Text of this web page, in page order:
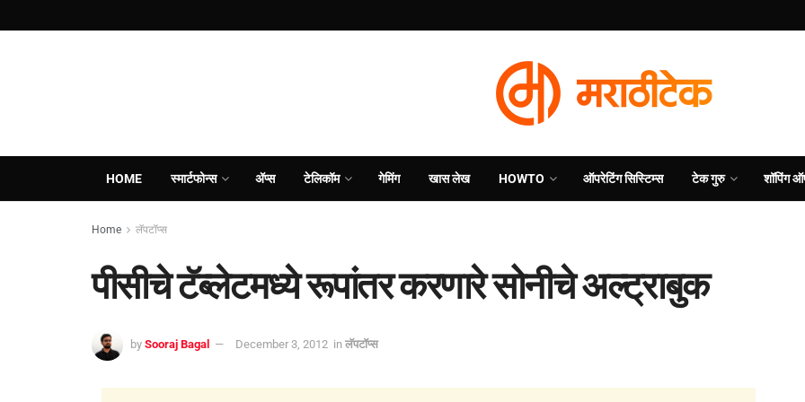
HOME स्मार्टफोन्स ॲप्स टेलिकॉम गेमिंग खास लेख HOWTO ऑपरेटिंग सिस्टिम्स टेक गुरु शॉपिंग
Home लॅपटॉप्स
पीसीचे टॅब्लेटमध्ये रूपांतर करणारे सोनीचे अल्ट्राबुक
by Sooraj Bagal December 3, 2012 in लॅपटॉप्स